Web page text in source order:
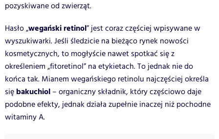
pozyskiwane od zwierząt.
Hasło „wegański retinol” jest coraz częściej wpisywane w
wyszukiwarki. Jeśli śledzicie na bieżąco rynek nowości
kosmetycznych, to mogłyście nawet spotkać się z
określeniem „fitoretinol” na etykietach. To jednak nie do
końca tak. Mianem wegańskiego retinolu najczęściej określa
się bakuchiol – organiczny składnik, który częściowo daje
podobne efekty, jednak działa zupełnie inaczej niż pochodne
witaminy A.